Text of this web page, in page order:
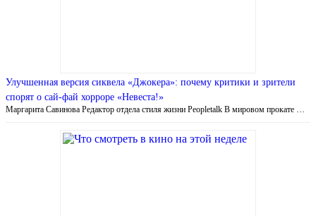
Улучшенная версия сиквела «Джокера»: почему критики и зрители
спорят о сай-фай хорроре «Невеста!»
Маргарита Савинова Редактор отдела стиля жизни Peopletalk В мировом прокате …